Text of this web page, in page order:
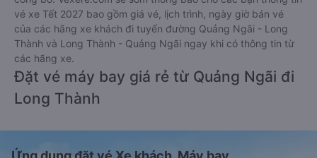
vé xe Tết 2027 bao gồm giá vé, lịch trình, ngày giờ bán vé
của các hãng xe khách đi tuyến đường Quảng Ngãi - Long
Thành và Long Thành - Quảng Ngãi ngay khi có thông tin từ
các hãng xe.
Đặt vé máy bay giá rẻ từ Quảng Ngãi đi
Long Thành